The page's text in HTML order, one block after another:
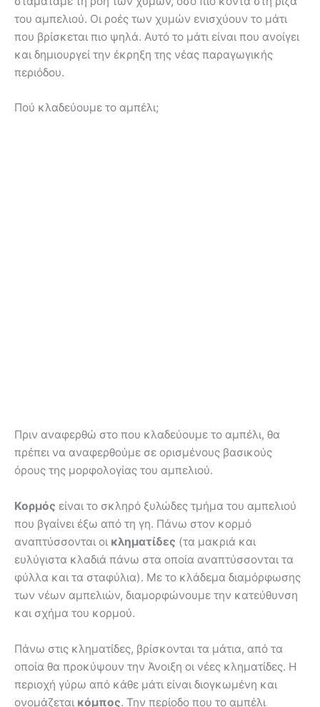
του αμπελιού. Οι ροές των χυμών ενισχύουν το μάτι
που βρίσκεται πιο ψηλά. Αυτό το μάτι είναι που ανοίγει
και δημιουργεί την έκρηξη της νέας παραγωγικής
περιόδου.
Πού κλαδεύουμε το αμπέλι;
Πριν αναφερθώ στο που κλαδεύουμε το αμπέλι, θα
πρέπει να αναφερθούμε σε ορισμένους βασικούς
όρους της μορφολογίας του αμπελιού.
Κορμός είναι το σκληρό ξυλώδες τμήμα του αμπελιού
που βγαίνει έξω από τη γη. Πάνω στον κορμό
αναπτύσσονται οι κληματίδες (τα μακριά και
ευλύγιστα κλαδιά πάνω στα οποία αναπτύσσονται τα
φύλλα και τα σταφύλια). Με το κλάδεμα διαμόρφωσης
των νέων αμπελιών, διαμορφώνουμε την κατεύθυνση
και σχήμα του κορμού.
Πάνω στις κληματίδες, βρίσκονται τα μάτια, από τα
οποία θα προκύψουν την Άνοιξη οι νέες κληματίδες. Η
περιοχή γύρω από κάθε μάτι είναι διογκωμένη και
ονομάζεται κόμπος. Την περίοδο που το αμπέλι